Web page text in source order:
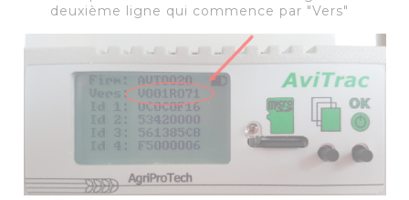
deuxième ligne qui commence par "Vers"